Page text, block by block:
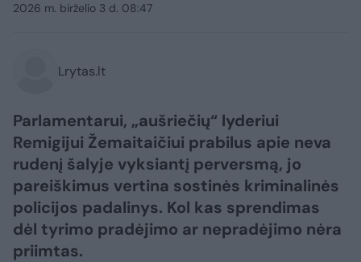
2026 m. birželio 3 d. 08:47
Lrytas.lt
Parlamentarui, „aušriečių“ lyderiui
Remigijui Žemaitaičiui prabilus apie neva
rudenį šalyje vyksiantį perversmą, jo
pareiškimus vertina sostinės kriminalinės
policijos padalinys. Kol kas sprendimas
dėl tyrimo pradėjimo ar nepradėjimo nėra
priimtas.